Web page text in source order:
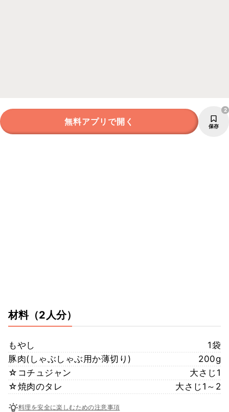
無料アプリで開く 保存
2
材料（2人分）
もやし
1袋
豚肉(しゃぶしゃぶ用か薄切り)
200g
☆コチュジャン
大さじ1
☆焼肉のタレ
大さじ1～2
料理を安全に楽しむための注意事項